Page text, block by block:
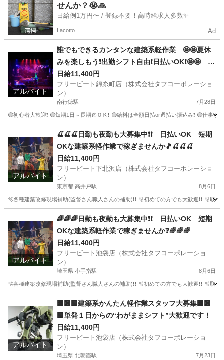
せんか？😭🙏
日給例1万円〜 / 登録不要！高時給求人多数✨
Lacotto Ad
アルバイト
誰でもできるカンタンな建築系軽作業 🤩🤩夏休
みを楽しもう❗出勤シフト自由❗日払いOK❗🤩🤩 友
達同士の応募も大歓迎🎵
日給11,400円
フリービート錦糸町店（株式会社タフコーポレーショ
ン）
南行徳駅 7月28日
🟡初心者大歓迎❗ 🟡短期1日～長期迄ＯＫ❗ 🟡給料は全額日払or週払い振込み❗ 🟡仕事
南行徳駅 建築 夏休み
アルバイト
🍒🍒🍒日勤も夜勤も大募集中❗❗ 日払いOK 短期
OKな建築系軽作業で稼ぎませんか🎵🍒🍒🍒
日給11,400円
フリービート下北沢店（株式会社タフコーポレーショ
ン）
東京都 高井戸駅 8月6日
🫧各種建築改修現場補助(監督さん職人さんの補助)❗❗ 🫧初めての方でも大歓迎❗❗ 🫧取
高井戸駅 建築 掲示板
アルバイト
🌈🌈🌈日勤も夜勤も大募集中❗❗ 日払いOK 短期
OKな建築系軽作業で稼ぎませんか❓🌈🌈🌈
日給11,400円
フリービート池袋店（株式会社タフコーポレーショ
ン）
埼玉県 小手指駅 8月6日
🫧各種建築改修現場補助(監督さん職人さんの補助)❗❗ 🫧初めての方でも大歓迎❗❗ 🫧取
小手指駅 建築 掲示板
アルバイト
🟧🟨🟩建築系かんたん軽作業スタッフ大募集🟧🟨
🟩単発１日からの“わがままシフト”大歓迎です！
日給11,400円
フリービート池袋店（株式会社タフコーポレーショ
ン）
埼玉県 北朝霞駅 7月23日